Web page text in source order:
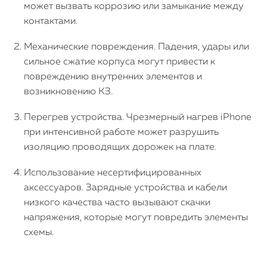
может вызвать коррозию или замыкание между
контактами.
Механические повреждения. Падения, удары или
сильное сжатие корпуса могут привести к
повреждению внутренних элементов и
возникновению КЗ.
Перегрев устройства. Чрезмерный нагрев iPhone
при интенсивной работе может разрушить
изоляцию проводящих дорожек на плате.
Использование несертифицированных
аксессуаров. Зарядные устройства и кабели
низкого качества часто вызывают скачки
напряжения, которые могут повредить элементы
схемы.